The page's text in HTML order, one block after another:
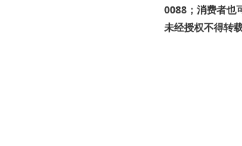
0088；消费者也
未经授权不得转